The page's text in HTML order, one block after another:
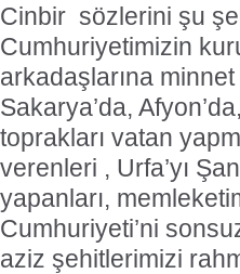
Cinbir sözlerini şu
Cumhuriyetimizin
arkadaşlarına
Sakarya’da,
toprakları vatan
verenleri , Urfa’yı
yapanları,
Cumhuriyeti’ni
aziz şehitlerimizi